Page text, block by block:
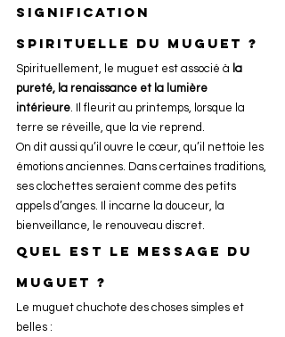
signification
spirituelle du muguet ?
Spirituellement, le muguet est associé à la
pureté, la renaissance et la lumière
intérieure. Il fleurit au printemps, lorsque la
terre se réveille, que la vie reprend.
On dit aussi qu’il ouvre le cœur, qu’il nettoie les
émotions anciennes. Dans certaines traditions,
ses clochettes seraient comme des petits
appels d’anges. Il incarne la douceur, la
bienveillance, le renouveau discret.
Quel est le message du
muguet ?
Le muguet chuchote des choses simples et
belles :